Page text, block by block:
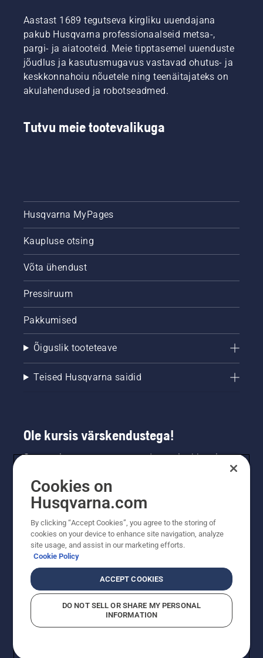
Aastast 1689 tegutseva kirgliku uuendajana
pakub Husqvarna professionaalseid metsa-,
pargi- ja aiatooteid. Meie tipptasemel uuenduste
jõudlus ja kasutusmugavus vastavad ohutus- ja
keskkonnahoiu nõuetele ning teenäitajateks on
akulahendused ja robotseadmed.
Tutvu meie tootevalikuga
Husqvarna MyPages
Kaupluse otsing
Võta ühendust
Pressiruum
Pakkumised
Õiguslik tooteteave
Teised Husqvarna saidid
Ole kursis värskendustega!
Saa uusimat teavet uute toodete, eripakkumiste
saamiseks siin.
Cookies on
Husqvarna.com
By clicking “Accept Cookies”, you agree to the storing of
cookies on your device to enhance site navigation, analyze
site usage, and assist in our marketing efforts.
Cookie Policy
ACCEPT COOKIES
DO NOT SELL OR SHARE MY PERSONAL
INFORMATION